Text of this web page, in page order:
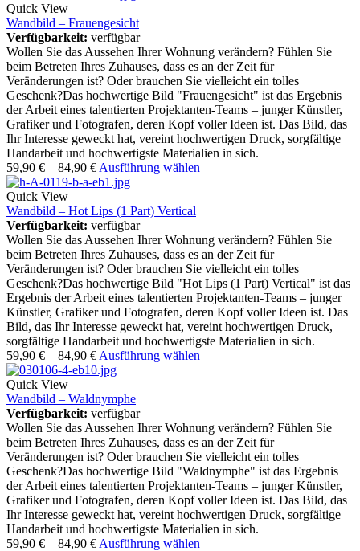
Quick View
Wandbild – Frauengesicht
Verfügbarkeit: verfügbar
Wollen Sie das Aussehen Ihrer Wohnung verändern? Fühlen Sie
beim Betreten Ihres Zuhauses, dass es an der Zeit für
Veränderungen ist? Oder brauchen Sie vielleicht ein tolles
Geschenk?Das hochwertige Bild "Frauengesicht" ist das Ergebnis
der Arbeit eines talentierten Projektanten-Teams – junger Künstler,
Grafiker und Fotografen, deren Kopf voller Ideen ist. Das Bild, das
Ihr Interesse geweckt hat, vereint hochwertigen Druck, sorgfältige
Handarbeit und hochwertigste Materialien in sich.
59,90 € – 84,90 € Ausführung wählen
Quick View
Wandbild – Hot Lips (1 Part) Vertical
Verfügbarkeit: verfügbar
Wollen Sie das Aussehen Ihrer Wohnung verändern? Fühlen Sie
beim Betreten Ihres Zuhauses, dass es an der Zeit für
Veränderungen ist? Oder brauchen Sie vielleicht ein tolles
Geschenk?Das hochwertige Bild "Hot Lips (1 Part) Vertical" ist das
Ergebnis der Arbeit eines talentierten Projektanten-Teams – junger
Künstler, Grafiker und Fotografen, deren Kopf voller Ideen ist. Das
Bild, das Ihr Interesse geweckt hat, vereint hochwertigen Druck,
sorgfältige Handarbeit und hochwertigste Materialien in sich.
59,90 € – 84,90 € Ausführung wählen
Quick View
Wandbild – Waldnymphe
Verfügbarkeit: verfügbar
Wollen Sie das Aussehen Ihrer Wohnung verändern? Fühlen Sie
beim Betreten Ihres Zuhauses, dass es an der Zeit für
Veränderungen ist? Oder brauchen Sie vielleicht ein tolles
Geschenk?Das hochwertige Bild "Waldnymphe" ist das Ergebnis
der Arbeit eines talentierten Projektanten-Teams – junger Künstler,
Grafiker und Fotografen, deren Kopf voller Ideen ist. Das Bild, das
Ihr Interesse geweckt hat, vereint hochwertigen Druck, sorgfältige
Handarbeit und hochwertigste Materialien in sich.
59,90 € – 84,90 € Ausführung wählen